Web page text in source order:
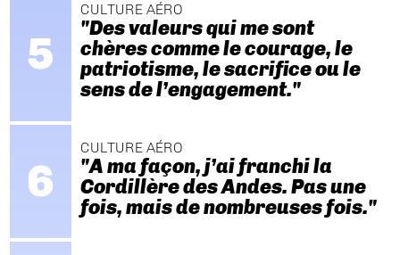
CULTURE AÉRO
"Des valeurs qui me sont
chères comme le courage, le
patriotisme, le sacrifice ou le
sens de l’engagement."
CULTURE AÉRO
"A ma façon, j’ai franchi la
Cordillère des Andes. Pas une
fois, mais de nombreuses fois."